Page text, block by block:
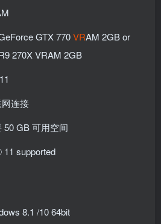
GTX 770VRAM 2GB or
270X VRAM 2GB
11
连接
50 GB 可用空间
11 supported
8.1 /10 64bit